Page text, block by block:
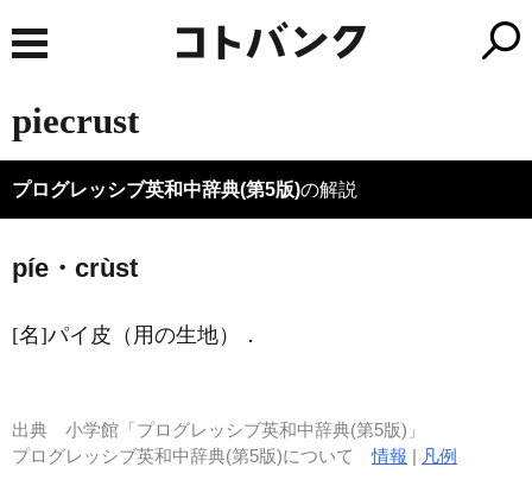
piecrust
プログレッシブ英和中辞典(第5版)の解説
píe・crùst
[名]パイ皮（用の生地） ．
出典 小学館「プログレッシブ英和中辞典(第5版)」
プログレッシブ英和中辞典(第5版)について情報 | 凡例